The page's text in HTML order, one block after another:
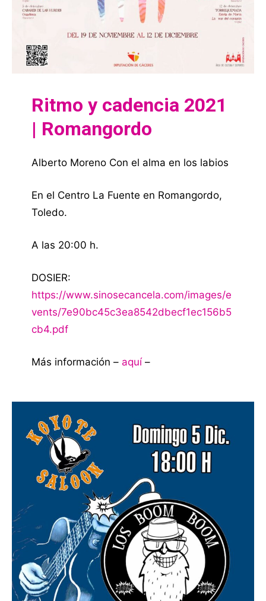
Ritmo y cadencia 2021
| Romangordo
Alberto Moreno Con el alma en los labios
En el Centro La Fuente en Romangordo,
Toledo.
A las 20:00 h.
DOSIER:
https://www.sinosecancela.com/images/e
vents/7e90bc45c3ea8542dbecf1ec156b5
cb4.pdf
Más información – aquí–